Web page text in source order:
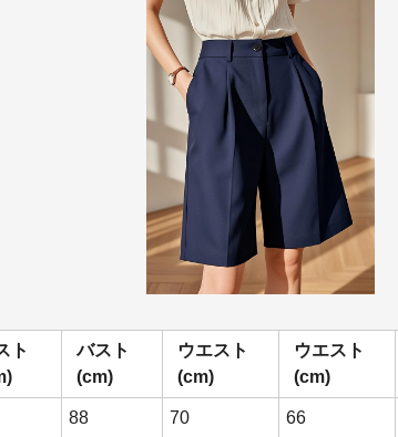
ト
バスト
(cm)
ウエスト
(cm)
ウエスト
(cm)
88 70 66